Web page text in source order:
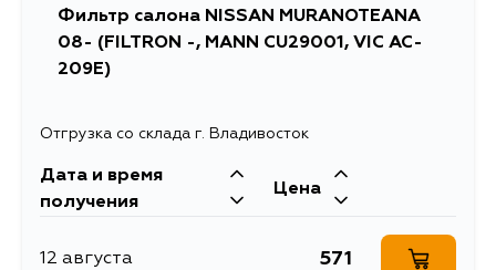
Фильтр салона NISSAN MURANOTEANA
08- (FILTRON -, MANN CU29001, VIC AC-
209E)
Отгрузка со склада г. Владивосток
Дата и время
получения
Цена
12 августа 571